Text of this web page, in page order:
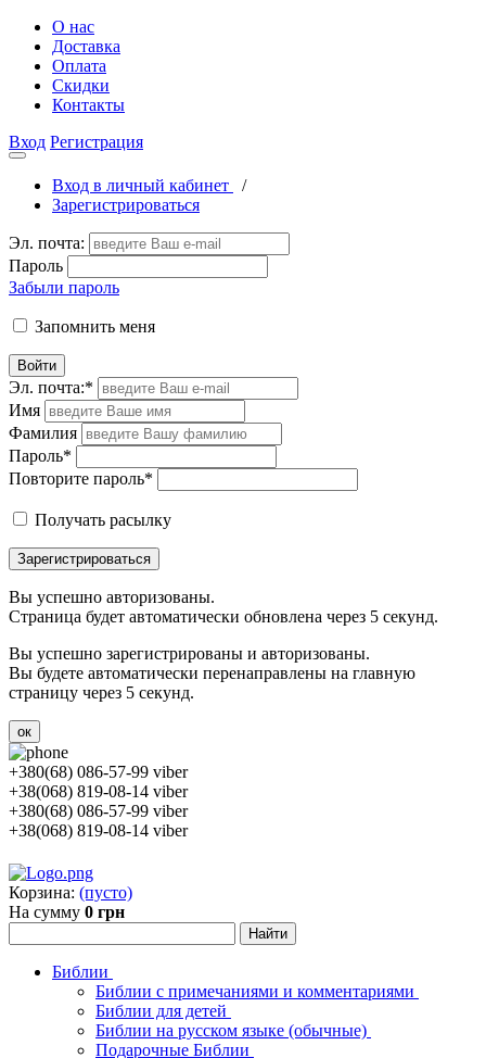
О нас
Доставка
Оплата
Скидки
Контакты
Вход Регистрация
Вход в личный кабинет
/
Зарегистрироваться
Эл. почта:
Пароль
Забыли пароль
Запомнить меня
Войти
Эл. почта:*
Имя
Фамилия
Пароль*
Повторите пароль*
Получать расылку
Зарегистрироваться
Вы успешно авторизованы.
Страница будет автоматически обновлена через 5 секунд.
Вы успешно зарегистрированы и авторизованы.
Вы будете автоматически перенаправлены на главную
страницу через 5 секунд.
ок
+380(68) 086-57-99 viber
+38(068) 819-08-14 viber
+380(68) 086-57-99 viber
+38(068) 819-08-14 viber
Корзина: (пусто)
На сумму 0 грн
Библии
Библии с примечаниями и комментариями
Библии для детей
Библии на русском языке (обычные)
Подарочные Библии